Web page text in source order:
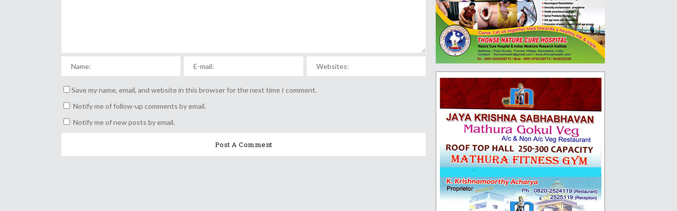
Save my name, email, and website in this browser for the next time I comment.
Notify me of follow-up comments by email.
Notify me of new posts by email.